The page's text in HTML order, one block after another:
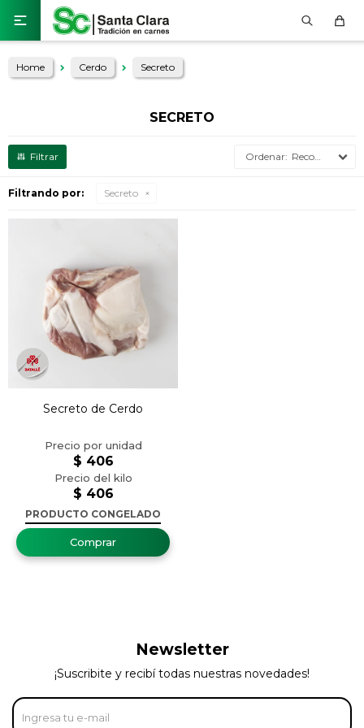

Home Cerdo Secreto
SECRETO
Recomendados
Filtrando por: Secreto
Secreto de Cerdo
$ 406
$ 406
PRODUCTO CONGELADO
Newsletter
¡Suscribite y recibí todas nuestras novedades!